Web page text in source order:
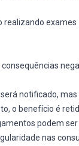
notificado,
o benefício é
podem
nas